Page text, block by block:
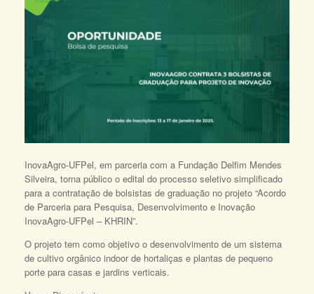
InovaAgro-UFPel, em parceria com a Fundação Delfim Mendes
Silveira, torna público o edital do processo seletivo simplificado
para a contratação de bolsistas de graduação no projeto “Acordo
de Parceria para Pesquisa, Desenvolvimento e Inovação
InovaAgro-UFPel – KHRIN”.
O projeto tem como objetivo o desenvolvimento de um sistema
de cultivo orgânico indoor de hortaliças e plantas de pequeno
porte para casas e jardins verticais.